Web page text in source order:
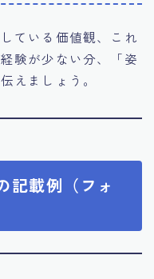
ている価値観、これ
験が少ない分、「姿
えましょう。
記載例（フォ